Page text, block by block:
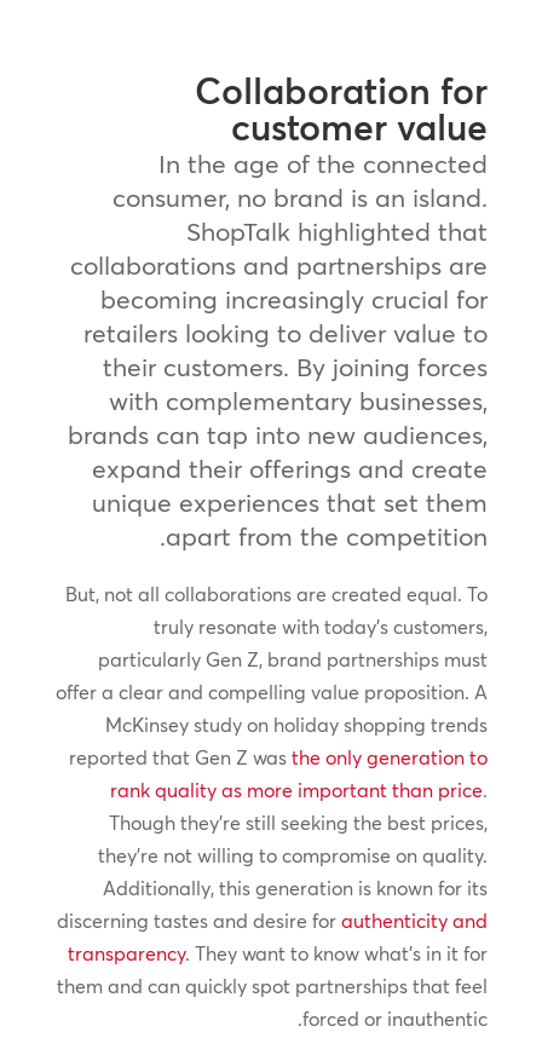
Collaboration for
customer value
In the age of the connected
consumer, no brand is an island.
ShopTalk highlighted that
collaborations and partnerships are
becoming increasingly crucial for
retailers looking to deliver value to
their customers. By joining forces
with complementary businesses,
brands can tap into new audiences,
expand their offerings and create
unique experiences that set them
apart from the competition.
But, not all collaborations are created equal. To
truly resonate with today's customers,
particularly Gen Z, brand partnerships must
offer a clear and compelling value proposition. A
McKinsey study on holiday shopping trends
reported that Gen Z wasthe only generation to
rank quality as more important than price.
Though they're still seeking the best prices,
they're not willing to compromise on quality.
Additionally, this generation is known for its
discerning tastes and desire forauthenticity and
transparency. They want to know what's in it for
them and can quickly spot partnerships that feel
forced or inauthentic.